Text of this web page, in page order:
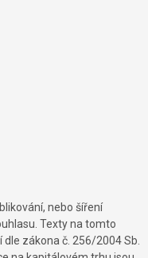
nebo šíření
Texty na tomto
zákona č. 256/2004 Sb.